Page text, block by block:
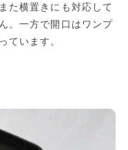
た横置きにも対応して
。一方で開口はワンプ
ています。